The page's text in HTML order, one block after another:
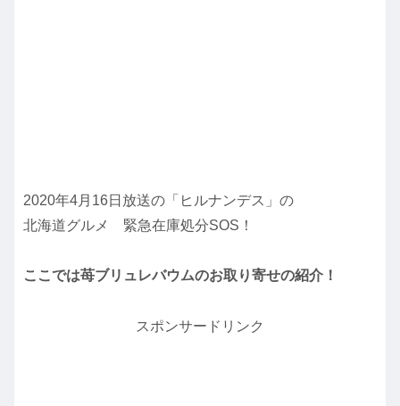
2020年4月16日放送の「ヒルナンデス」の
北海道グルメ 緊急在庫処分SOS！
ここでは苺ブリュレバウムのお取り寄せの紹介！
スポンサードリンク